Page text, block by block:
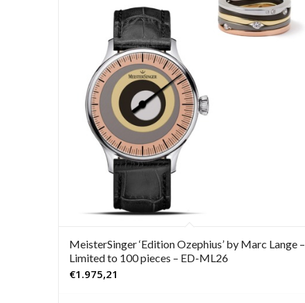
MeisterSinger ‘Edition Ozephius’ by Marc Lange –
Limited to 100 pieces – ED-ML26
€1.975,21